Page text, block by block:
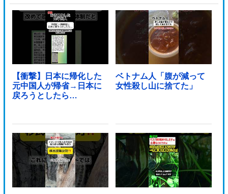
【衝撃】日本に帰化した
元中国人が帰省→日本に
戻ろうとしたら…
ベトナム人「腹が減って
女性殺し山に捨てた」